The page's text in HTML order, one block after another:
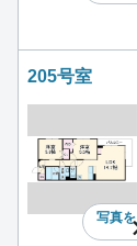
205号室
写真を